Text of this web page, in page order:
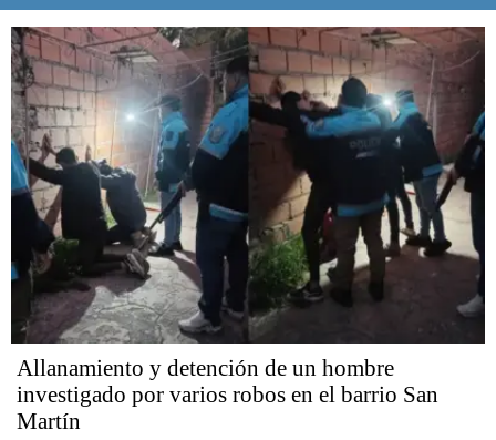
Allanamiento y detención de un hombre
investigado por varios robos en el barrio San
Martín